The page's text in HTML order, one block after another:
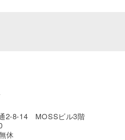
2-8-14 MOSSビル3階
休